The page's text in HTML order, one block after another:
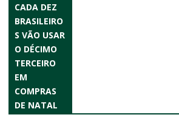
CADA DEZ
BRASILEIRO
S VÃO USAR
O DÉCIMO
TERCEIRO
EM
COMPRAS
DE NATAL